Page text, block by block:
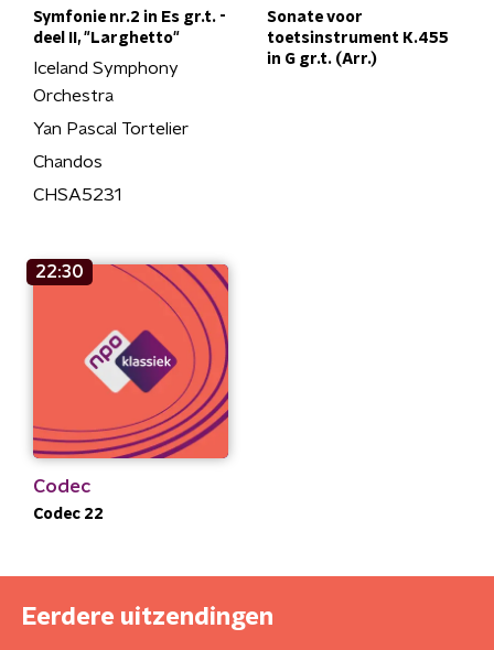
Symfonie nr.2 in Es gr.t. -
deel II, "Larghetto"
Iceland Symphony
Orchestra
Yan Pascal Tortelier
Chandos
CHSA5231
Sonate voor
toetsinstrument K.455
in G gr.t. (Arr.)
22:30
Codec
Codec 22
Eerdere uitzendingen